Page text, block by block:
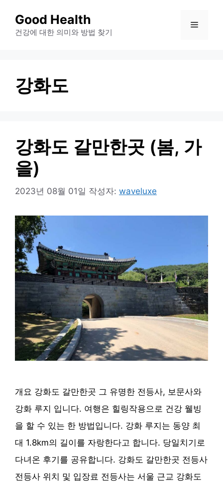
Good Health
건강에 대한 의미와 방법 찾기
메
강화도
강화도 갈만한곳 (봄, 가
을)
2023년 08월 01일 작성자: waveluxe
개요 강화도 갈만한곳 그 유명한 전등사, 보문사와
강화 루지 입니다. 여행은 힐링작용으로 건강 웰빙
을 할 수 있는 한 방법입니다. 강화 루지는 동양 최
대 1.8km의 길이를 자랑한다고 합니다. 당일치기로
다녀온 후기를 공유합니다. 강화도 갈만한곳 전등사
전등사 위치 및 입장료 전등사는 서울 근교 강화도